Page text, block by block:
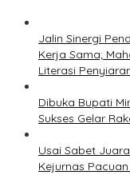
Jalin Sinergi
Kerja Sama;
Literasi
Dibuka Bupati
Sukses Gelar
Usai Sabet
Kejurnas